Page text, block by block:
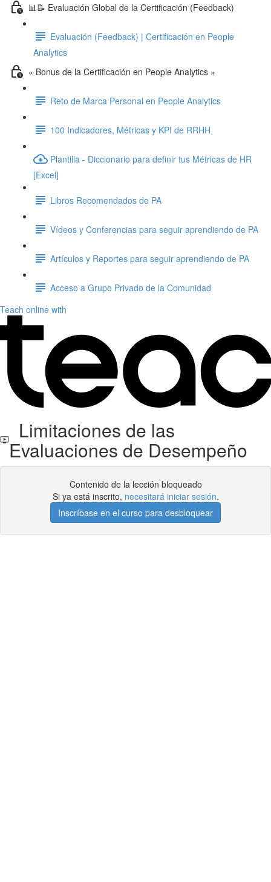
📊📝 Evaluación Global de la Certificación (Feedback)
Evaluación (Feedback) | Certificación en People
Analytics
« Bonus de la Certificación en People Analytics »
Reto de Marca Personal en People Analytics
100 Indicadores, Métricas y KPI de RRHH
Plantilla - Diccionario para definir tus Métricas de HR
[Excel]
Libros Recomendados de PA
Vídeos y Conferencias para seguir aprendiendo de PA
Artículos y Reportes para seguir aprendiendo de PA
Acceso a Grupo Privado de la Comunidad
Teach online with
Limitaciones de las
Evaluaciones de Desempeño
Contenido de la lección bloqueado
Si ya está inscrito, necesitará iniciar sesión.
Inscríbase en el curso para desbloquear